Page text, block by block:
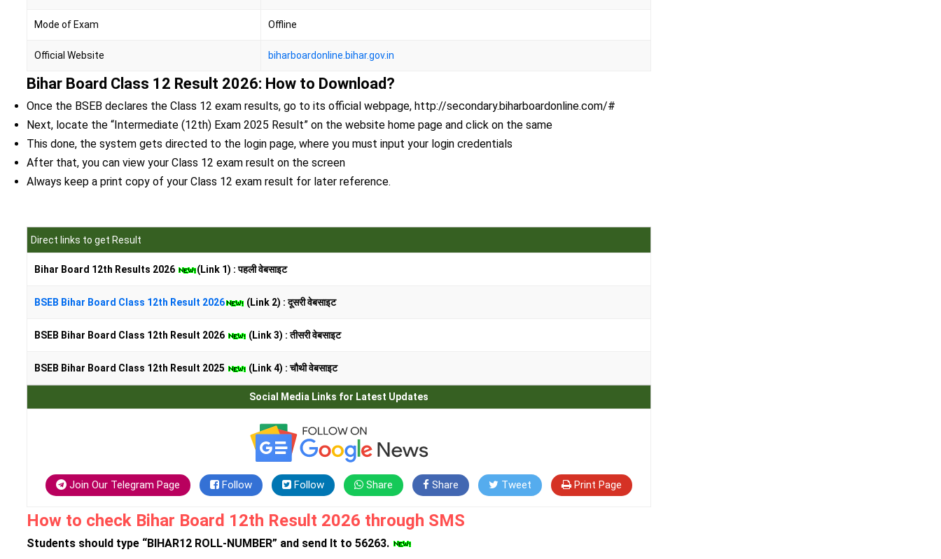
Mode of Exam Offline
Official Website biharboardonline.bihar.gov.in
Bihar Board Class 12 Result 2026: How to Download?
Once the BSEB declares the Class 12 exam results, go to its official webpage, http://secondary.biharboardonline.com/#
Next, locate the “Intermediate (12th) Exam 2025 Result” on the website home page and click on the same
This done, the system gets directed to the login page, where you must input your login credentials
After that, you can view your Class 12 exam result on the screen
Always keep a print copy of your Class 12 exam result for later reference.
Direct links to get Result
Bihar Board 12th Results 2026 (Link 1) : पहली वेबसाइट
BSEB Bihar Board Class 12th Result 2026 (Link 2) : दूसरी वेबसाइट
BSEB Bihar Board Class 12th Result 2026 (Link 3) : तीसरी वेबसाइट
BSEB Bihar Board Class 12th Result 2025 (Link 4) : चौथी वेबसाइट
Social Media Links for Latest Updates
Join Our Telegram Page Follow Follow Share Share Tweet Print Page
How to check Bihar Board 12th Result 2026 through SMS
Students should type “BIHAR12 ROLL-NUMBER” and send It to 56263.